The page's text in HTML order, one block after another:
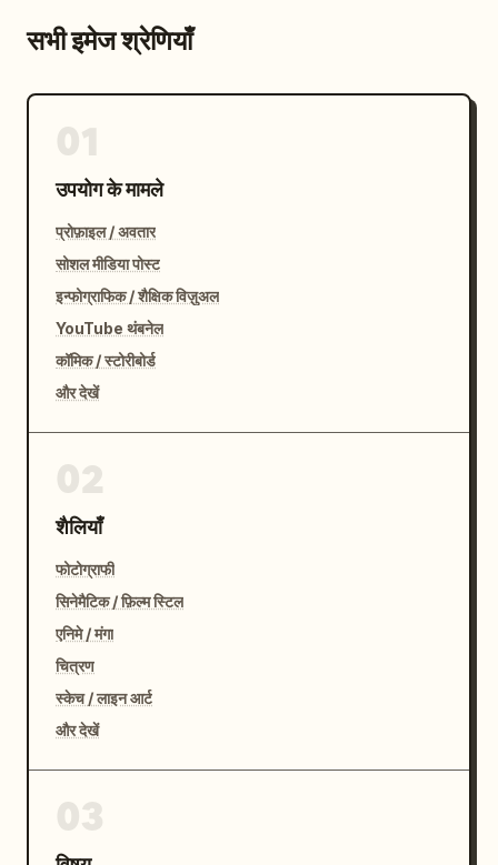
सभी इमेज श्रेणियाँ
उपयोग के मामले
प्रोफ़ाइल / अवतार
सोशल मीडिया पोस्ट
इन्फोग्राफिक / शैक्षिक विज़ुअल
YouTube थंबनेल
कॉमिक / स्टोरीबोर्ड
और देखें
शैलियाँ
फोटोग्राफी
सिनेमैटिक / फ़िल्म स्टिल
एनिमे / मंगा
चित्रण
स्केच / लाइन आर्ट
और देखें